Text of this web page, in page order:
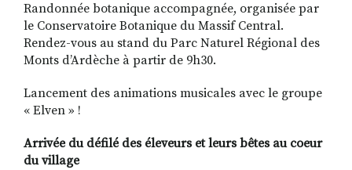
Randonnée botanique accompagnée, organisée par
le Conservatoire Botanique du Massif Central.
Rendez-vous au stand du Parc Naturel Régional des
Monts d’Ardèche à partir de 9h30.
Lancement des animations musicales avec le groupe
« Elven » !
Arrivée du défilé des éleveurs et leurs bêtes au coeur
du village